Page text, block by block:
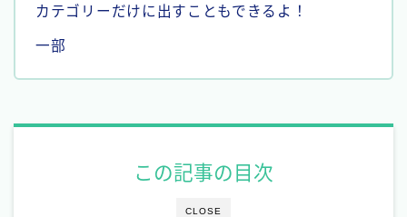
カテゴリーだけに出すこともできるよ！
一部
CLOSE
この記事の目次